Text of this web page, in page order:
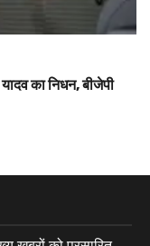
का निधन, बीजेपी